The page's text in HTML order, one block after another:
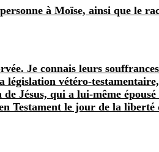
à Moïse, ainsi que le
Je connais leurs
vétéro‑testamentaire,
Jésus, qui a lui‑même
Testament le jour de la